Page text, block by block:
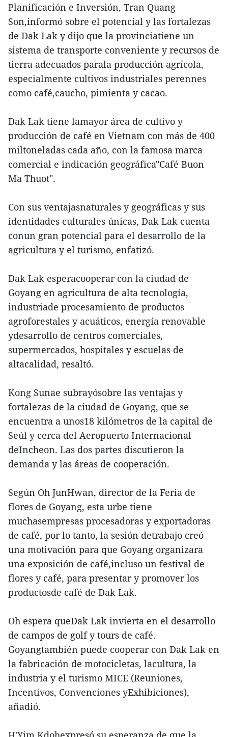
Planificación e Inversión, Tran Quang
Son,informó sobre el potencial y las fortalezas
de Dak Lak y dijo que la provinciatiene un
sistema de transporte conveniente y recursos de
tierra adecuados parala producción agrícola,
especialmente cultivos industriales perennes
como café,caucho, pimienta y cacao.
Dak Lak tiene lamayor área de cultivo y
producción de café en Vietnam con más de 400
miltoneladas cada año, con la famosa marca
comercial e indicación geográfica"Café Buon
Ma Thuot".
Con sus ventajasnaturales y geográficas y sus
identidades culturales únicas, Dak Lak cuenta
conun gran potencial para el desarrollo de la
agricultura y el turismo, enfatizó.
Dak Lak esperacooperar con la ciudad de
Goyang en agricultura de alta tecnología,
industriade procesamiento de productos
agroforestales y acuáticos, energía renovable
ydesarrollo de centros comerciales,
supermercados, hospitales y escuelas de
altacalidad, resaltó.
Kong Sunae subrayósobre las ventajas y
fortalezas de la ciudad de Goyang, que se
encuentra a unos18 kilómetros de la capital de
Seúl y cerca del Aeropuerto Internacional
deIncheon. Las dos partes discutieron la
demanda y las áreas de cooperación.
Según Oh JunHwan, director de la Feria de
flores de Goyang, esta urbe tiene
muchasempresas procesadoras y exportadoras
de café, por lo tanto, la sesión detrabajo creó
una motivación para que Goyang organizara
una exposición de café,incluso un festival de
flores y café, para presentar y promover los
productosde café de Dak Lak.
Oh espera queDak Lak invierta en el desarrollo
de campos de golf y tours de café.
Goyangtambién puede cooperar con Dak Lak en
la fabricación de motocicletas, lacultura, la
industria y el turismo MICE (Reuniones,
Incentivos, Convenciones yExhibiciones),
añadió.